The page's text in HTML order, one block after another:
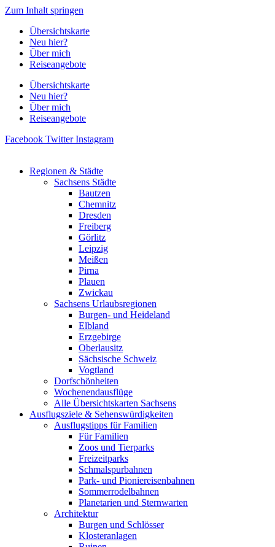
Zum Inhalt springen
Übersichtskarte
Neu hier?
Über mich
Reiseangebote
Übersichtskarte
Neu hier?
Über mich
Reiseangebote
Facebook Twitter Instagram
Regionen & Städte
Sachsens Städte
Bautzen
Chemnitz
Dresden
Freiberg
Görlitz
Leipzig
Meißen
Pirna
Plauen
Zwickau
Sachsens Urlaubsregionen
Burgen- und Heideland
Elbland
Erzgebirge
Oberlausitz
Sächsische Schweiz
Vogtland
Dorfschönheiten
Wochenendausflüge
Alle Übersichtskarten Sachsens
Ausflugsziele & Sehenswürdigkeiten
Ausflugstipps für Familien
Für Familien
Zoos und Tierparks
Freizeitparks
Schmalspurbahnen
Park- und Pioniereisenbahnen
Sommerrodelbahnen
Planetarien und Sternwarten
Architektur
Burgen und Schlösser
Klosteranlagen